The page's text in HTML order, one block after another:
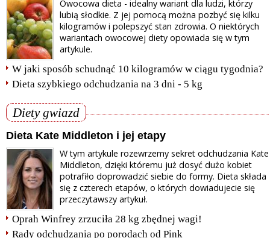
Owocowa dieta - idealny wariant dla ludzi, którzy
lubią słodkie. Z jej pomocą można pozbyć się kilku
kilogramów i polepszyć stan zdrowia. O niektórych
wariantach owocowej diety opowiada się w tym
artykule.
W jaki sposób schudnąć 10 kilogramów w ciągu tygodnia?
Dieta szybkiego odchudzania na 3 dni - 5 kg
Diety gwiazd
Dieta Kate Middleton i jej etapy
W tym artykule rozewrzemy sekret odchudzania Kate
Middleton, dzięki któremu już dosyć dużo kobiet
potrafiło doprowadzić siebie do formy. Dieta składa
się z czterech etapów, o których dowiadujecie się
przeczytawszy artykuł.
Oprah Winfrey zrzuciła 28 kg zbędnej wagi!
Rady odchudzania po porodach od Pink